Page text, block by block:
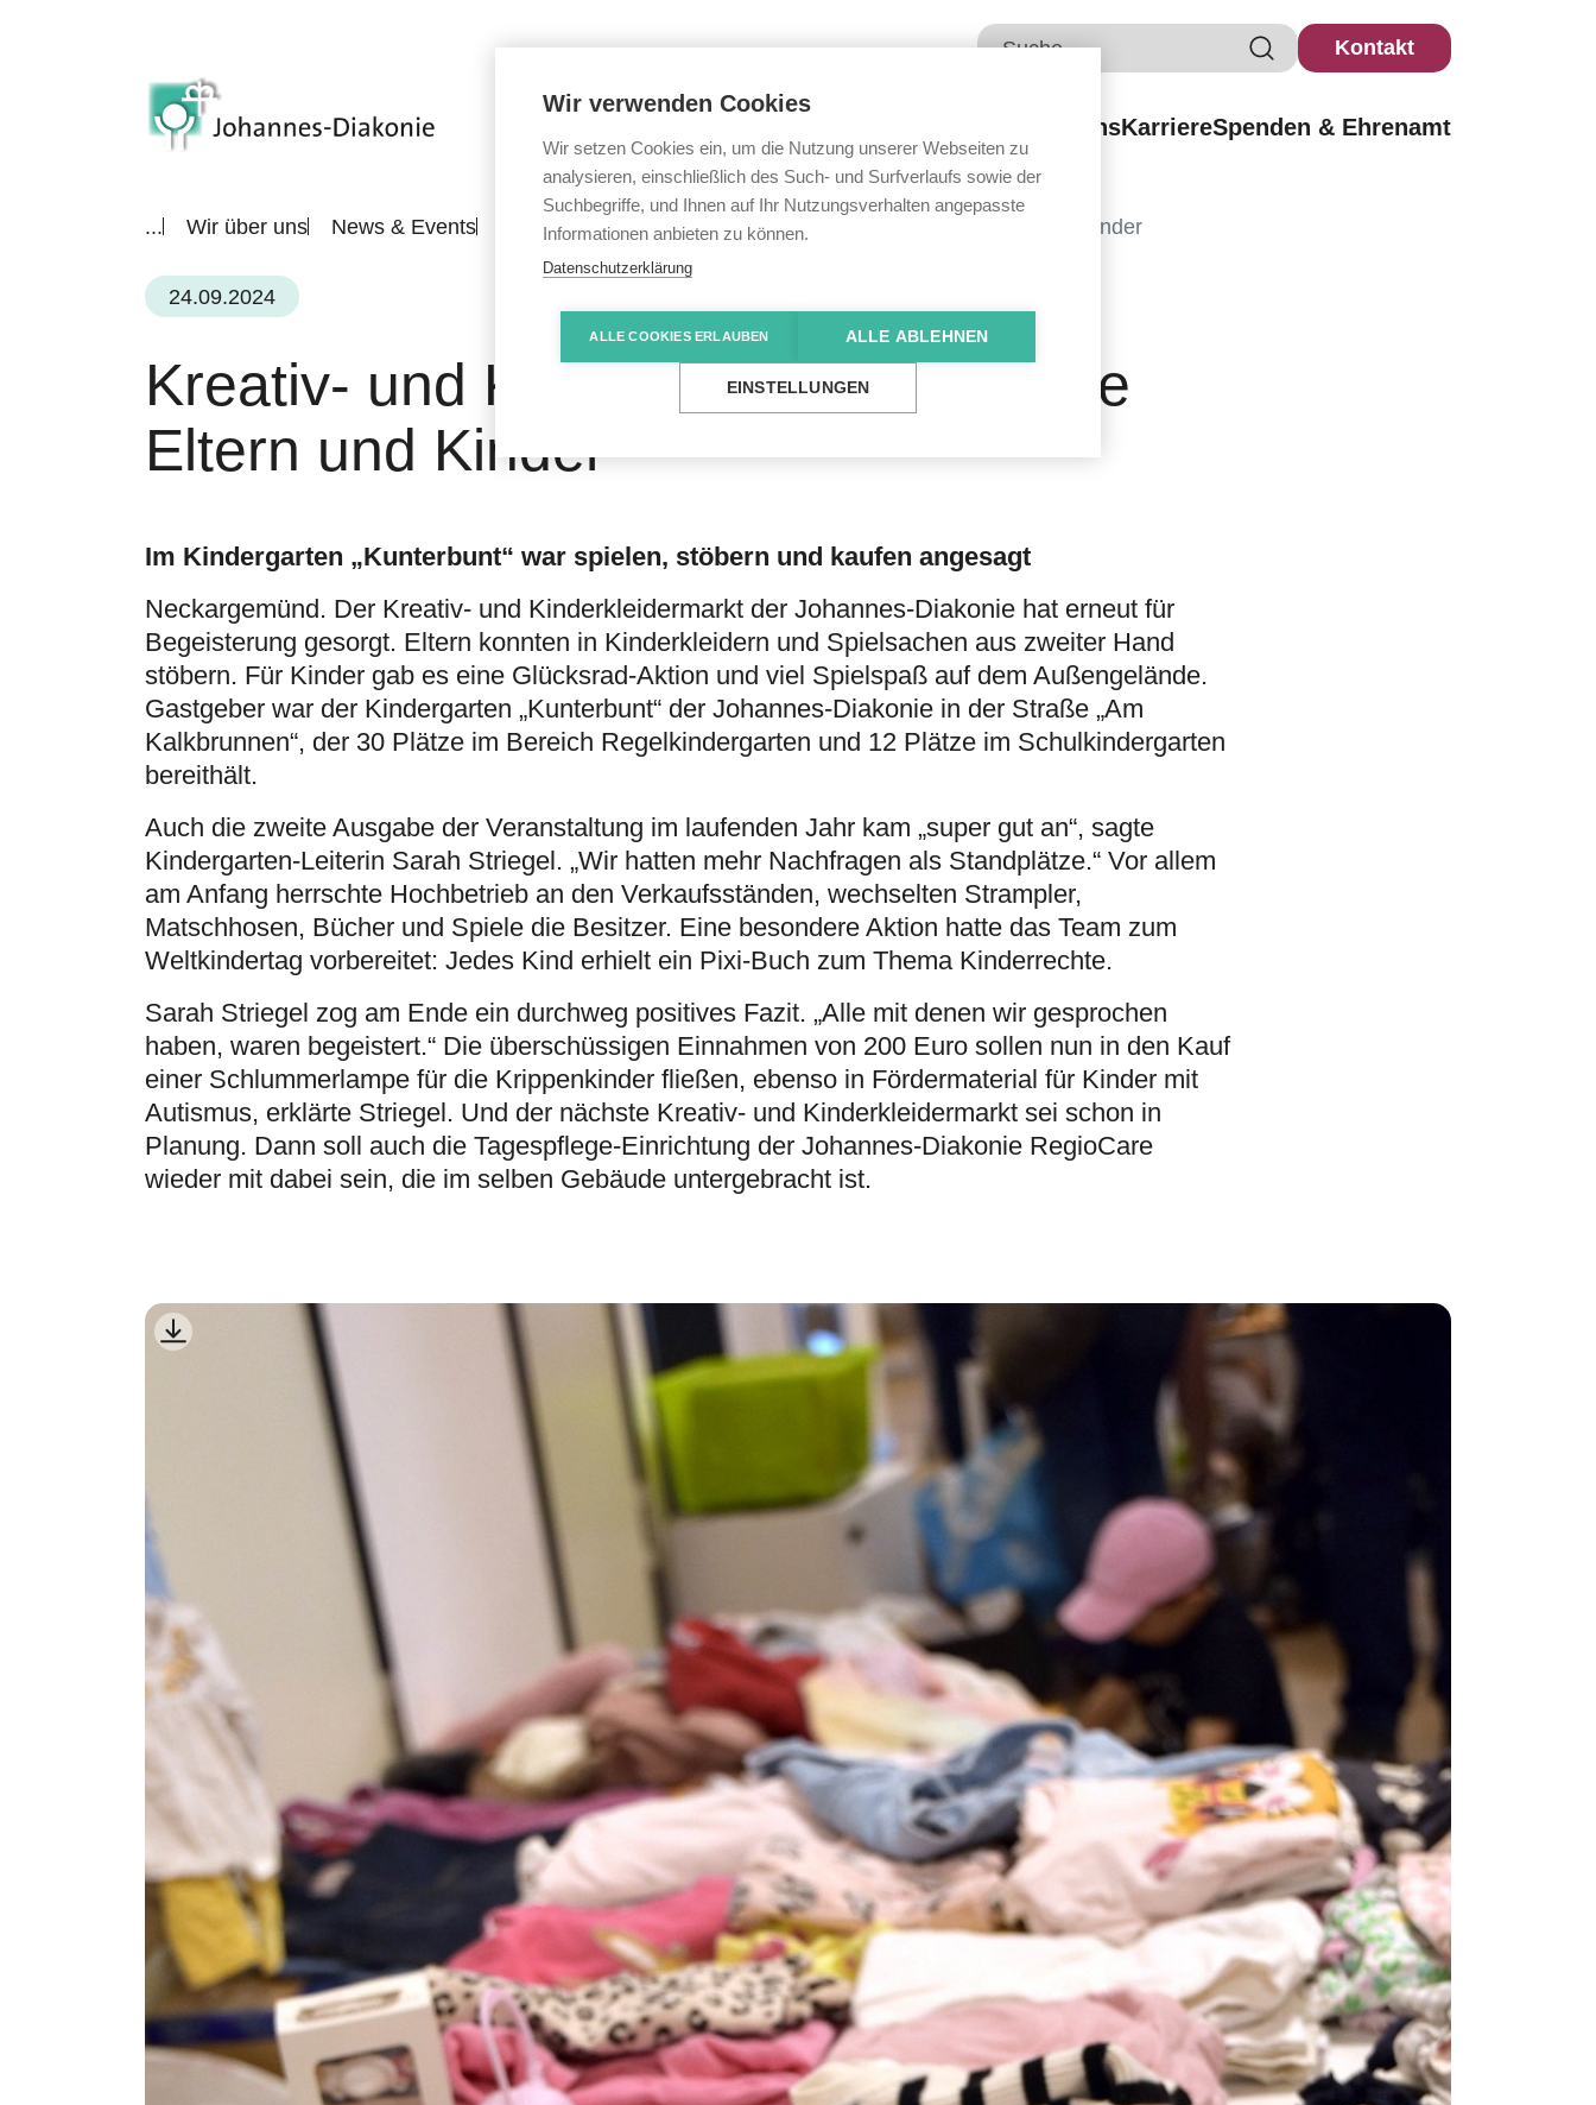
Kontakt
Wir über unsKarriereSpenden & Ehrenamt
... Wir über uns News & Events Alle News Kreativ- und Kleidermarkt begeisterte Eltern und Kinder
24.09.2024
Kreativ- und Kleidermarkt begeisterte
Eltern und Kinder
Im Kindergarten „Kunterbunt“ war spielen, stöbern und kaufen angesagt
Neckargemünd. Der Kreativ- und Kinderkleidermarkt der Johannes-Diakonie hat erneut für
Begeisterung gesorgt. Eltern konnten in Kinderkleidern und Spielsachen aus zweiter Hand
stöbern. Für Kinder gab es eine Glücksrad-Aktion und viel Spielspaß auf dem Außengelände.
Gastgeber war der Kindergarten „Kunterbunt“ der Johannes-Diakonie in der Straße „Am
Kalkbrunnen“, der 30 Plätze im Bereich Regelkindergarten und 12 Plätze im Schulkindergarten
bereithält.
Auch die zweite Ausgabe der Veranstaltung im laufenden Jahr kam „super gut an“, sagte
Kindergarten-Leiterin Sarah Striegel. „Wir hatten mehr Nachfragen als Standplätze.“ Vor allem
am Anfang herrschte Hochbetrieb an den Verkaufsständen, wechselten Strampler,
Matschhosen, Bücher und Spiele die Besitzer. Eine besondere Aktion hatte das Team zum
Weltkindertag vorbereitet: Jedes Kind erhielt ein Pixi-Buch zum Thema Kinderrechte.
Sarah Striegel zog am Ende ein durchweg positives Fazit. „Alle mit denen wir gesprochen
haben, waren begeistert.“ Die überschüssigen Einnahmen von 200 Euro sollen nun in den Kauf
einer Schlummerlampe für die Krippenkinder fließen, ebenso in Fördermaterial für Kinder mit
Autismus, erklärte Striegel. Und der nächste Kreativ- und Kinderkleidermarkt sei schon in
Planung. Dann soll auch die Tagespflege-Einrichtung der Johannes-Diakonie RegioCare
wieder mit dabei sein, die im selben Gebäude untergebracht ist.
Wir verwenden Cookies
Wir setzen Cookies ein, um die Nutzung unserer Webseiten zu
analysieren, einschließlich des Such- und Surfverlaufs sowie der
Suchbegriffe, und Ihnen auf Ihr Nutzungsverhalten angepasste
Informationen anbieten zu können.
Datenschutzerklärung
ALLE COOKIES ERLAUBEN ALLE ABLEHNEN
EINSTELLUNGEN